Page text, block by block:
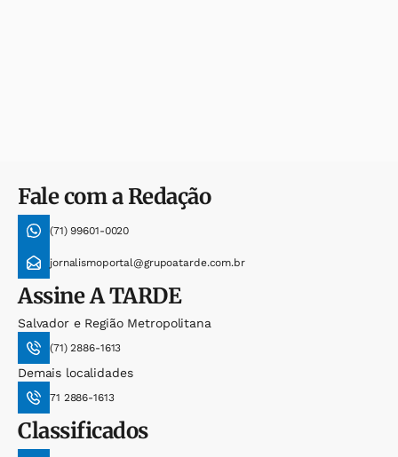
Fale com a Redação
(71) 99601-0020
jornalismoportal@grupoatarde.com.br
AssineA TARDE
Salvador e Região Metropolitana
(71) 2886-1613
Demais localidades
71 2886-1613
Classificados